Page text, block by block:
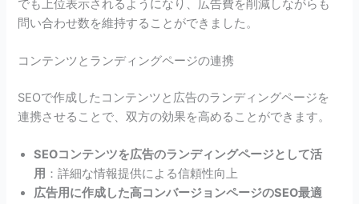
でも上位表示されるようになり、広告費を削減しながらも
問い合わせ数を維持することができました。
コンテンツとランディングページの連携
SEOで作成したコンテンツと広告のランディングページを
連携させることで、双方の効果を高めることができます。
SEOコンテンツを広告のランディングページとして活
用 ：詳細な情報提供による信頼性向上
広告用に作成した高コンバージョンページのSEO最適